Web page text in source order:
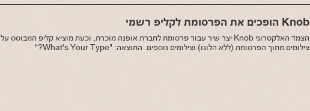
Knob הופכים את הפרסומת לקליפ רשמי
הצמד האלקטרוני Knob יצר שיר עבור פרסומת לחברת אופנה מוכרת, וכעת מוציא קליפ המבוסס על
צילומים מתוך הפרסומת (ללא הלוגו) וצילומים נוספים. התוצאה: "What's Your Type?"